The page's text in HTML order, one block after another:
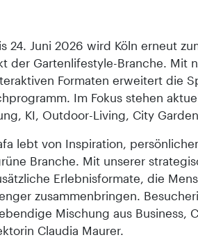
24. Juni 2026 wird Köln erneut
der Gartenlifestyle-Branche. Mit
Formaten erweitert die
Im Fokus stehen
KI, Outdoor-­Living, City
lebt von Inspiration,
Branche. Mit unserer
Erlebnisformate, die
zusammenbringen.
Mischung aus Business,
Claudia Maurer.